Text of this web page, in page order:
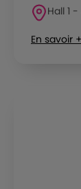
Hall 1
En savoir +